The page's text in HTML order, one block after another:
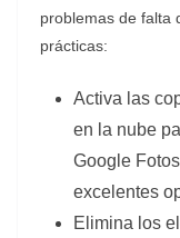
problemas de falta
prácticas:
Activa las
en la nube
Google
excelentes
Elimina los